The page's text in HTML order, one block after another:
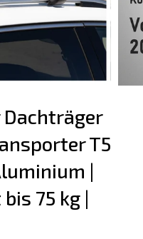
Dachträger
T5
|
75 kg |